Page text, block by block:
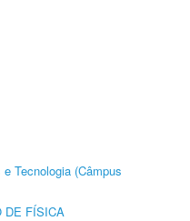
Tecnologia (Câmpus
DE FÍSICA